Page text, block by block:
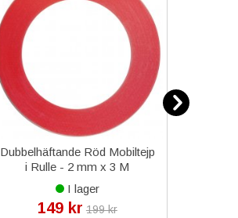
Dubbelhäftande Röd Mobiltejp
i Rulle - 2 mm x 3 M
I lager
149 kr 199 kr